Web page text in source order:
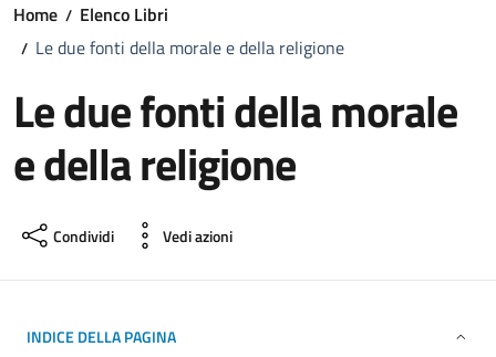
Home
Elenco Libri
Le due fonti della morale e della religione
Le due fonti della morale
e della religione
Condividi Vedi azioni
INDICE DELLA PAGINA